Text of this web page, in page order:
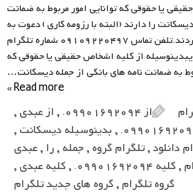
یا حقوقی که توانایی امور مربوط به ضمانت
را دارند (البته با رزومه کاری ) دعوت به
همکاری می گردند.تلفن تماس 09109220497 شماره تلگرام
عبدیبدینوسیله از کلیه اشخاص حقیقی یا حقوقی که
به ضمانت نامه های بانکی از جمله دیسکانت…
Read more »
از 09901692094. ,از عبدی,
,بدینوسیله دیسکانت,
دانلود,تلگرام گروه,جمله,را, عبدی
,کلیه 09901692094. ,کلیه عبدی,
گروه تلگرام,گروه های جدید تلگرام